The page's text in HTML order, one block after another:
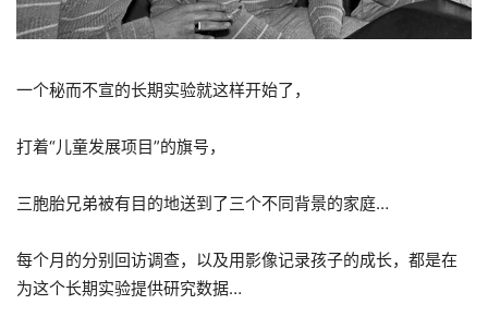
一个秘而不宣的长期实验就这样开始了，
打着“儿童发展项目”的旗号，
三胞胎兄弟被有目的地送到了三个不同背景的家庭…
每个月的分别回访调查，以及用影像记录孩子的成长，都是在
为这个长期实验提供研究数据…